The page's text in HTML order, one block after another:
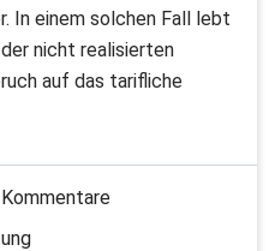
In einem solchen Fall lebt
nicht realisierten
auf das tarifliche